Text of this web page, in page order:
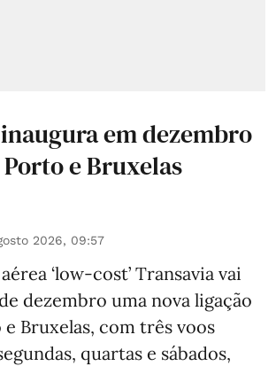
em dezembro
e Bruxelas
2026, 09:57
‘low-cost’ Transavia vai
dezembro uma nova ligação
Bruxelas, com três voos
quartas e sábados,